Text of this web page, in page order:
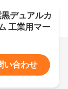
デュアルカ
工業用マー
い合わせ